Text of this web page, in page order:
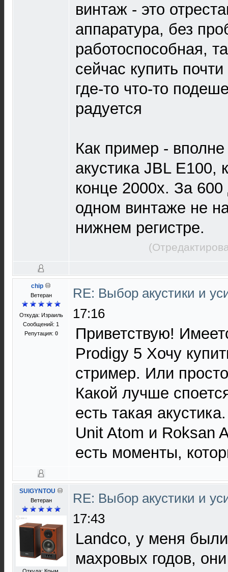
винтаж - это
аппаратура, без
работоспособная,
сейчас купить
где-то что-то
радуется
Как пример -
акустика JBL E100,
конце 2000х. За
одном винтаже не
нижнем регистре.
chip
Ветеран
Откуда: Израиль
Сообщений: 1
Репутация: 0
RE: Выбор акустики и
17:16
Приветствую!
Prodigy 5 Хочу
стример. Или
Какой лучше
есть такая
Unit Atom и Roksan
есть моменты,
SUIGYNTOU
Ветеран
RE: Выбор акустики и
17:43
Landco, у меня
махровых годов,